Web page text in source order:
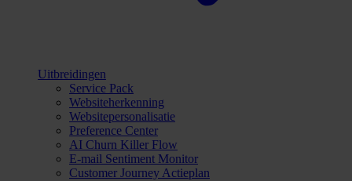
Uitbreidingen
Service Pack
Websiteherkenning
Websitepersonalisatie
Preference Center
AI Churn Killer Flow
E-mail Sentiment Monitor
Customer Journey Actieplan